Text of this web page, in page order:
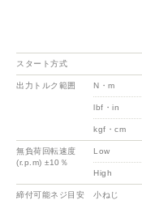
スタート方式
出力トルク範囲 N・m
lbf・in
kgf・cm
無負荷回転速度
(r.p.m) ±10％
Low
High
締付可能ネジ目安
小ねじ